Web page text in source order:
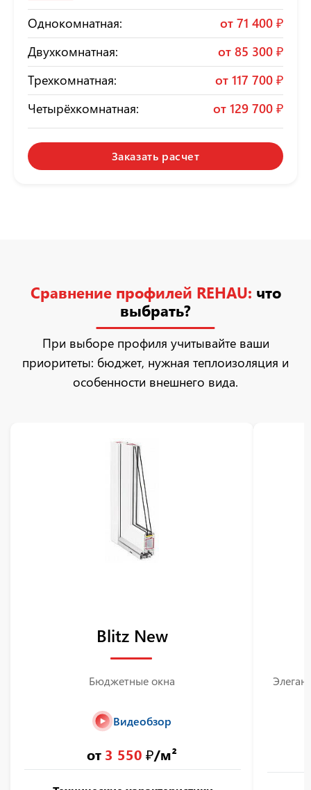
Однокомнатная: от 71 400 ₽
Двухкомнатная:
от 85 300 ₽
Трехкомнатная:
от 117 700 ₽
Четырёхкомнатная:
от 129 700 ₽
Заказать расчет
Сравнение профилей REHAU: что
выбрать?
При выборе профиля учитывайте ваши
приоритеты: бюджет, нужная теплоизоляция и
особенности внешнего вида.
Blitz New
Бюджетные окна
Видеобзор
от 3 550 ₽/м²